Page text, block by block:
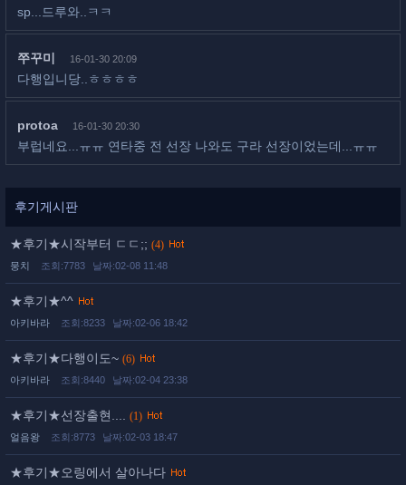
sp...드루와..ㅋㅋ
쭈꾸미 16-01-30 20:09
다행입니당..ㅎㅎㅎㅎ
protoa 16-01-30 20:30
부럽네요...ㅠㅠ 연타중 전 선장 나와도 구라 선장이었는데...ㅠㅠ
후기게시판
★후기★시작부터 ㄷㄷ;; (4)
뭉치 조회:7783 날짜:02-08 11:48
★후기★^^
아키바라 조회:8233 날짜:02-06 18:42
★후기★다행이도~ (6)
아키바라 조회:8440 날짜:02-04 23:38
★후기★선장출현.... (1)
얼음왕 조회:8773 날짜:02-03 18:47
★후기★오링에서 살아나다